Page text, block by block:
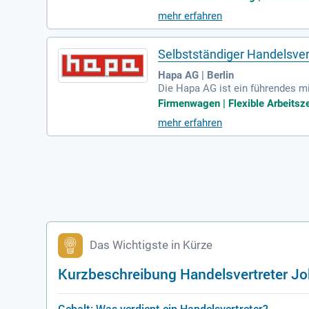
nbefristeter Festanstellung
akquise entfällt. Genießen Sie
mmen Sie jetzt zu uns und
mehr erfahren
Selbstständiger
Hapa AG | Berlin
Die Hapa AG ist ein führendes
nem klaren Fokus auf Qualität
tigungstechnologien
chaft für Bauelemente
en Sie Teil unseres
Firmenwagen | Flexible
mehr erfahren
Das Wichtigste in Kürze
Kurzbeschreibung Handelsvertreter